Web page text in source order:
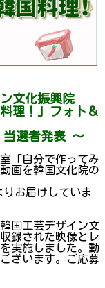
文化振興院
理！」フォト＆
選者発表 ～
「自分で作ってみ
画を韓国文化院の
りお届けしていま
国工芸デザイン文
録された映像とレ
実施しました。動
ざいます。ご応募